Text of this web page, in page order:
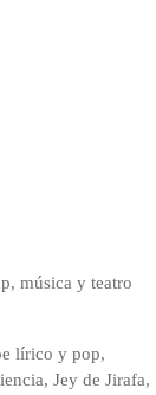
música y teatro
lírico y pop,
Jey de Jirafa,